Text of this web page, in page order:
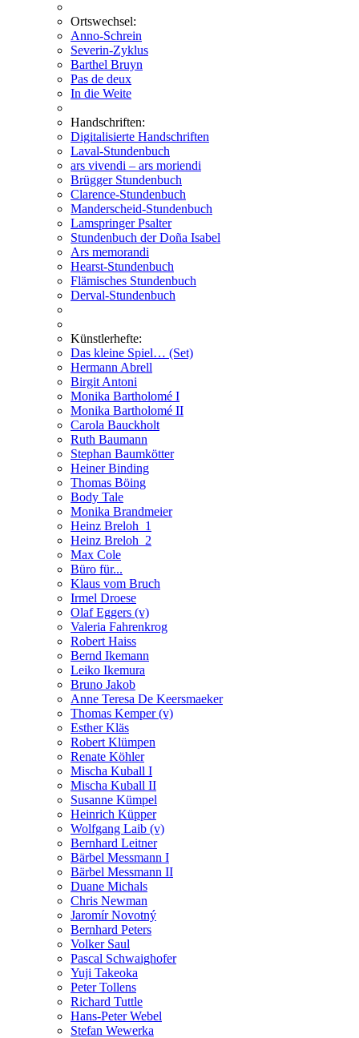
Ortswechsel:
Anno-Schrein
Severin-Zyklus
Barthel Bruyn
Pas de deux
In die Weite
Handschriften:
Digitalisierte Handschriften
Laval-Stundenbuch
ars vivendi – ars moriendi
Brügger Stundenbuch
Clarence-Stundenbuch
Manderscheid-Stundenbuch
Lamspringer Psalter
Stundenbuch der Doña Isabel
Ars memorandi
Hearst-Stundenbuch
Flämisches Stundenbuch
Derval-Stundenbuch
Künstlerhefte:
Das kleine Spiel… (Set)
Hermann Abrell
Birgit Antoni
Monika Bartholomé I
Monika Bartholomé II
Carola Bauckholt
Ruth Baumann
Stephan Baumkötter
Heiner Binding
Thomas Böing
Body Tale
Monika Brandmeier
Heinz Breloh_1
Heinz Breloh_2
Max Cole
Büro für...
Klaus vom Bruch
Irmel Droese
Olaf Eggers (v)
Valeria Fahrenkrog
Robert Haiss
Bernd Ikemann
Leiko Ikemura
Bruno Jakob
Anne Teresa De Keersmaeker
Thomas Kemper (v)
Esther Kläs
Robert Klümpen
Renate Köhler
Mischa Kuball I
Mischa Kuball II
Susanne Kümpel
Heinrich Küpper
Wolfgang Laib (v)
Bernhard Leitner
Bärbel Messmann I
Bärbel Messmann II
Duane Michals
Chris Newman
Jaromír Novotný
Bernhard Peters
Volker Saul
Pascal Schwaighofer
Yuji Takeoka
Peter Tollens
Richard Tuttle
Hans-Peter Webel
Stefan Wewerka